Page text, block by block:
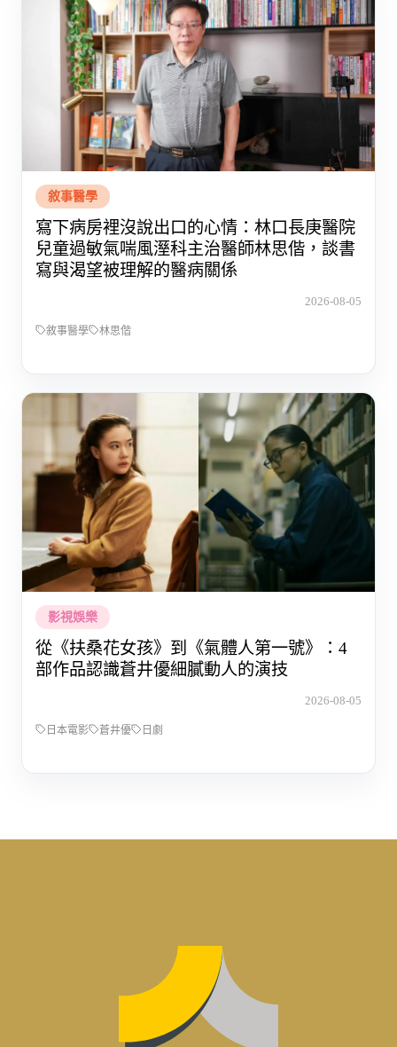
敘事醫學
寫下病房裡沒說出口的心情：林口長庚醫院
兒童過敏氣喘風溼科主治醫師林思偕，談書
寫與渴望被理解的醫病關係
2026-08-05
敘事醫學 林思偕
影視娛樂
從《扶桑花女孩》到《氣體人第一號》：4
部作品認識蒼井優細膩動人的演技
2026-08-05
日本電影 蒼井優 日劇